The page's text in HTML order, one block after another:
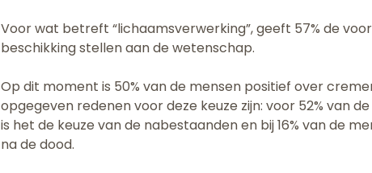
Voor wat betreft “lichaamsverwerking”, geeft 57% de
beschikking stellen aan de wetenschap.
Op dit moment is 50% van de mensen positief over
opgegeven redenen voor deze keuze zijn: voor 52% van
is het de keuze van de nabestaanden en bij 16% van de
na de dood.